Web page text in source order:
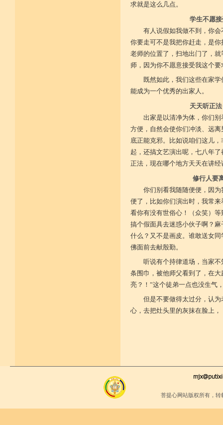
求就是这么几点。
学生不愿
有人说假如我做不到，你
你要走可不是我把你赶走，是
老师的位置了，扫地出门了，
师，因为你不愿意接受我这个要
既然如此，我们这些在家
能成为一个优秀的出家人。
天天听正
出家是以清净为体，你们
方便，自然会使你们冲淡、远
底正能克邪。比如说咱们这儿
起，还搞文艺演出呢，七八年
正法，现在哪个地方天天在讲
修行人要
你们别看我随随便便，因
便了，比如你们演出时，我常
看你有没有世俗心！（众笑）
搞个假面具去迷惑小伙子啊？
什么？又不是画皮。谁敢送女
佛面前去献殷勤。
听说有个持律道场，当家
条围巾，被他师父看到了，在
亮？！”这个徒弟一点也没生气
但是不要做得太过分，认
心，去把灶头里的灰抹在脸上
菩提心网站版权所有，